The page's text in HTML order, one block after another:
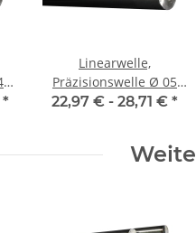
*
Linearwelle,
Präzisionswelle Ø 05
mm, je m ± 5 mm,
22,97 € - 28,71 € *